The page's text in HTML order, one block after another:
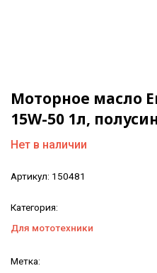
Моторное масло
15W-50 1л,
Нет в наличии
Артикул: 150481
Категория:
Для мототехники
Метка: